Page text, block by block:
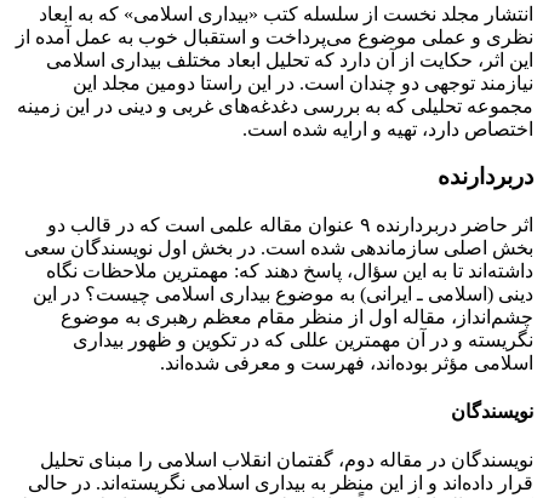
انتشار مجلد نخست از سلسله کتب «بیداری اسلامی» که به ابعاد
نظری و عملی موضوع می‌پرداخت و استقبال خوب به عمل آمده از
این اثر، حکایت از آن دارد که تحلیل ابعاد مختلف بیداری اسلامی
نیازمند توجهی دو چندان است. در این راستا دومین مجلد این
مجموعه تحلیلی که به بررسی دغدغه‌های غربی و دینی در این زمینه
اختصاص دارد، تهیه و ارایه شده است.
دربردارنده
اثر حاضر دربردارنده ۹ عنوان مقاله علمی است که در قالب دو
بخش اصلی سازماندهی شده است. در بخش اول نویسندگان سعی
داشته‌اند تا به این سؤال، پاسخ دهند که: مهمترین ملاحظات نگاه
دینی (اسلامی ـ ایرانی) به موضوع بیداری اسلامی چیست؟ در این
چشم‌انداز، مقاله اول از منظر مقام معظم رهبری به موضوع
نگریسته و در آن مهمترین عللی که در تکوین و ظهور بیداری
اسلامی مؤثر بوده‌اند، فهرست و معرفی شده‌اند.
نویسندگان
نویسندگان در مقاله دوم،‌ گفتمان انقلاب اسلامی را مبنای تحلیل
قرار داده‌اند و از این منظر به بیداری اسلامی نگریسته‌اند. در حالی